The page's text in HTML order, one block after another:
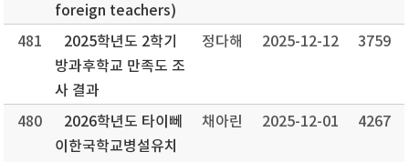
foreign teachers)
481
2025학년도 2학기
방과후학교 만족도 조
사 결과
정다해 2025-12-12 3759
480
2026학년도 타이뻬
이한국학교병설유치
채아린 2025-12-01 4267